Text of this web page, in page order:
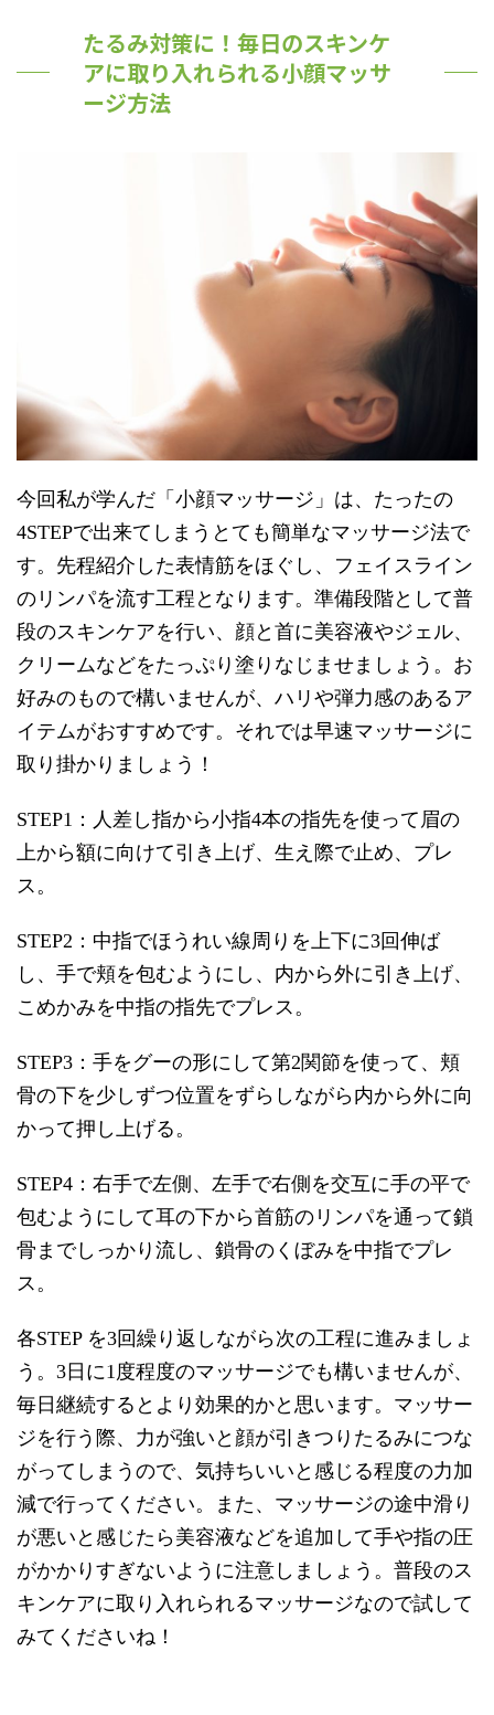
たるみ対策に！毎日のスキンケ
アに取り入れられる小顔マッサ
ージ方法
今回私が学んだ「小顔マッサージ」は、たったの
4STEPで出来てしまうとても簡単なマッサージ法で
す。先程紹介した表情筋をほぐし、フェイスライン
のリンパを流す工程となります。準備段階として普
段のスキンケアを行い、顔と首に美容液やジェル、
クリームなどをたっぷり塗りなじませましょう。お
好みのもので構いませんが、ハリや弾力感のあるア
イテムがおすすめです。それでは早速マッサージに
取り掛かりましょう！
STEP1：人差し指から小指4本の指先を使って眉の
上から額に向けて引き上げ、生え際で止め、プレ
ス。
STEP2：中指でほうれい線周りを上下に3回伸ば
し、手で頬を包むようにし、内から外に引き上げ、
こめかみを中指の指先でプレス。
STEP3：手をグーの形にして第2関節を使って、頬
骨の下を少しずつ位置をずらしながら内から外に向
かって押し上げる。
STEP4：右手で左側、左手で右側を交互に手の平で
包むようにして耳の下から首筋のリンパを通って鎖
骨までしっかり流し、鎖骨のくぼみを中指でプレ
ス。
各STEP を3回繰り返しながら次の工程に進みましょ
う。3日に1度程度のマッサージでも構いませんが、
毎日継続するとより効果的かと思います。マッサー
ジを行う際、力が強いと顔が引きつりたるみにつな
がってしまうので、気持ちいいと感じる程度の力加
減で行ってください。また、マッサージの途中滑り
が悪いと感じたら美容液などを追加して手や指の圧
がかかりすぎないように注意しましょう。普段のス
キンケアに取り入れられるマッサージなので試して
みてくださいね！